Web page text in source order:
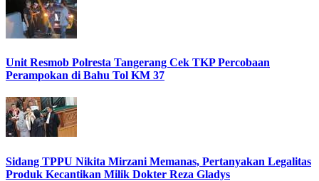
Unit Resmob Polresta Tangerang Cek TKP Percobaan
Perampokan di Bahu Tol KM 37
Sidang TPPU Nikita Mirzani Memanas, Pertanyakan Legalitas
Produk Kecantikan Milik Dokter Reza Gladys